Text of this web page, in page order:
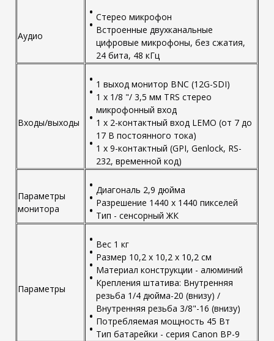
Аудио
Стерео микрофон
Встроенные двухканальные
цифровые микрофоны, без сжатия,
24 бита, 48 кГц
Входы/выходы
1 выход монитор BNC (12G-SDI)
1 x 1/8 "/ 3,5 мм TRS стерео
микрофонный вход
1 x 2-контактный вход LEMO (от 7 до
17 В постоянного тока)
1 x 9-контактный (GPI, Genlock, RS-
232, временной код)
Параметры
монитора
Диагональ 2,9 дюйма
Разрешение 1440 х 1440 пикселей
Тип - сенсорный ЖК
Параметры
Вес 1 кг
Размер 10,2 х 10,2 х 10,2 см
Материал конструкции - алюминий
Крепления штатива: Внутренняя
резьба 1/4 дюйма-20 (внизу) /
Внутренняя резьба 3/8"-16 (внизу)
Потребляемая мощность 45 Вт
Тип батарейки - серия Canon BP-9